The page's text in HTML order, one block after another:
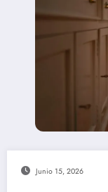
Junio 15, 2026